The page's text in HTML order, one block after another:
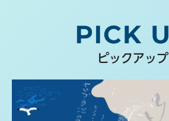
ピックアップ